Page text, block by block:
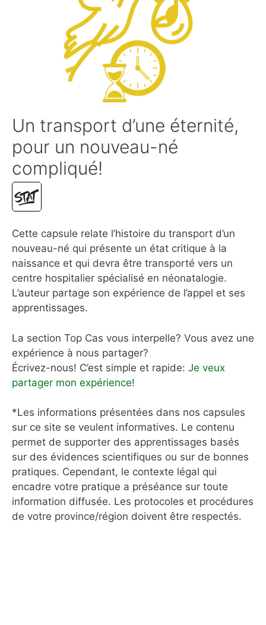
Un transport d’une éternité,
pour un nouveau-né
compliqué!
Cette capsule relate l’histoire du transport d’un
nouveau-né qui présente un état critique à la
naissance et qui devra être transporté vers un
centre hospitalier spécialisé en néonatalogie.
L’auteur partage son expérience de l’appel et ses
apprentissages.
La section Top Cas vous interpelle? Vous avez une
expérience à nous partager?
Écrivez-nous! C’est simple et rapide: Je veux
partager mon expérience!
*Les informations présentées dans nos capsules
sur ce site se veulent informatives. Le contenu
permet de supporter des apprentissages basés
sur des évidences scientifiques ou sur de bonnes
pratiques. Cependant, le contexte légal qui
encadre votre pratique a préséance sur toute
information diffusée. Les protocoles et procédures
de votre province/région doivent être respectés.